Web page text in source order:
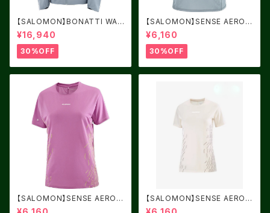
【SALOMON】BONATTI WAT
ERPROOF Women TRADE
WINDS
¥16,940
30%OFF
【SALOMON】SENSE AERO
GRAPHIC Women TRADE W
INDS / PEARL BLUE
¥6,160
30%OFF
【SALOMON】SENSE AERO
GRAPHIC Women IRIS ORC
【SALOMON】SENSE AERO
GRAPHIC Women WHISPER